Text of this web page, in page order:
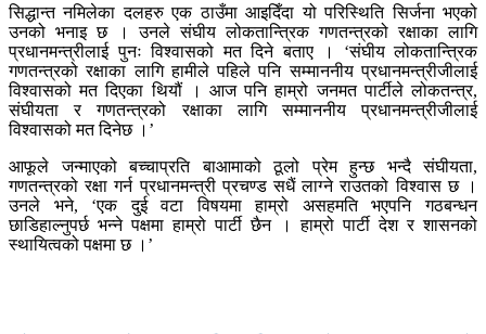
सिद्धान्त नमिलेका दलहरु एक ठाउँमा आइदिँदा यो परिस्थिति सिर्जना भएको
उनको भनाइ छ । उनले संघीय लोकतान्त्रिक गणतन्त्रको रक्षाका लागि
प्रधानमन्त्रीलाई पुनः विश्वासको मत दिने बताए । ‘संघीय लोकतान्त्रिक
गणतन्त्रको रक्षाका लागि हामीले पहिले पनि सम्माननीय प्रधानमन्त्रीजीलाई
विश्वासको मत दिएका थियौं । आज पनि हाम्रो जनमत पार्टीले लोकतन्त्र,
संघीयता र गणतन्त्रको रक्षाका लागि सम्माननीय प्रधानमन्त्रीजीलाई
विश्वासको मत दिनेछ ।’
आफूले जन्माएको बच्चाप्रति बाआमाको ठूलो प्रेम हुन्छ भन्दै संघीयता,
गणतन्त्रको रक्षा गर्न प्रधानमन्त्री प्रचण्ड सधैं लाग्ने राउतको विश्वास छ ।
उनले भने, ‘एक दुई वटा विषयमा हाम्रो असहमति भएपनि गठबन्धन
छाडिहाल्नुपर्छ भन्ने पक्षमा हाम्रो पार्टी छैन । हाम्रो पार्टी देश र शासनको
स्थायित्वको पक्षमा छ ।’